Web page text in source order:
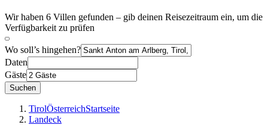
Wir haben 6 Villen gefunden – gib deinen Reisezeitraum ein, um die
Verfügbarkeit zu prüfen
Wo soll’s hingehen?
Daten
Gäste
Suchen
TirolÖsterreichStartseite
Landeck